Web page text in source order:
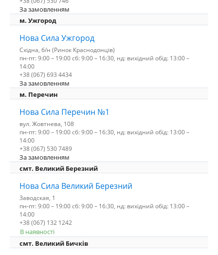
За замовленням
м. Ужгород
Нова Сила Ужгород
Східна, б/н (Ринок Краснодонців)
пн-пт: 9:00 – 19:00 сб: 9:00 – 16:30, нд: вихідний обід: 13:00 –
14:00
+38 (067) 693 4434
За замовленням
м. Перечин
Нова Сила Перечин №1
вул. Жовтнева, 108
пн-пт: 9:00 – 19:00 сб: 9:00 – 16:30, нд: вихідний обід: 13:00 –
14:00
+38 (067) 530 7489
За замовленням
смт. Великий Березний
Нова Сила Великий Березний
Заводская, 1
пн-пт: 9:00 – 19:00 сб: 9:00 – 16:30, нд: вихідний обід: 13:00 –
14:00
+38 (067) 132 1242
В наявності
смт. Великий Бичків